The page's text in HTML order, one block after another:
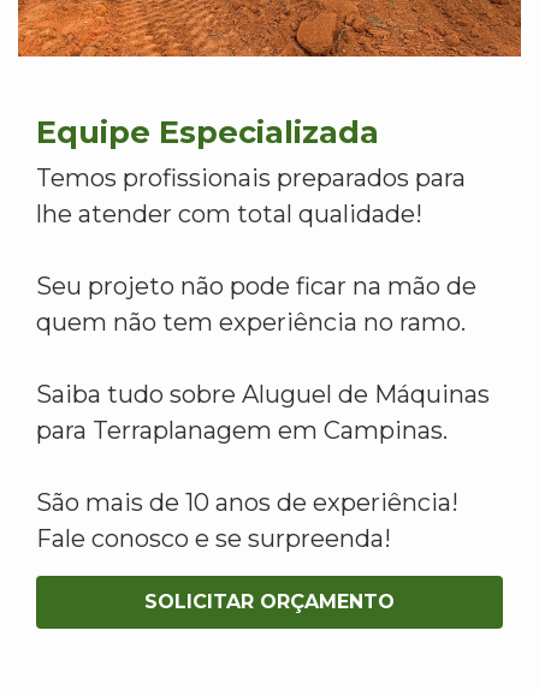
Equipe Especializada
Temos profissionais preparados para
lhe atender com total qualidade!
Seu projeto não pode ficar na mão de
quem não tem experiência no ramo.
Saiba tudo sobre Aluguel de Máquinas
para Terraplanagem em Campinas.
São mais de 10 anos de experiência!
Fale conosco e se surpreenda!
SOLICITAR ORÇAMENTO